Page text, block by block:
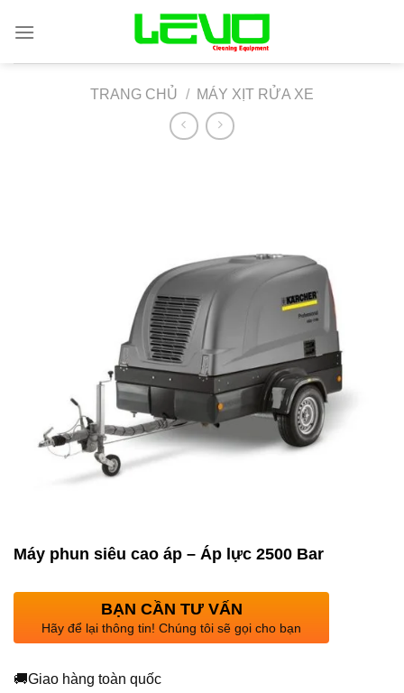
TRANG CHỦ / MÁY XỊT RỬA XE
Máy phun siêu cao áp – Áp lực 2500 Bar
BẠN CẦN TƯ VẤN
Hãy để lại thông tin! Chúng tôi sẽ gọi cho bạn
🚚Giao hàng toàn quốc